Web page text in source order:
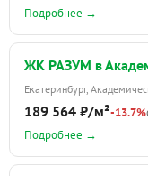
Подробнее →
ЖК РАЗУМ в
Екатеринбург,
189 564 ₽/м²-13.7%
Подробнее →